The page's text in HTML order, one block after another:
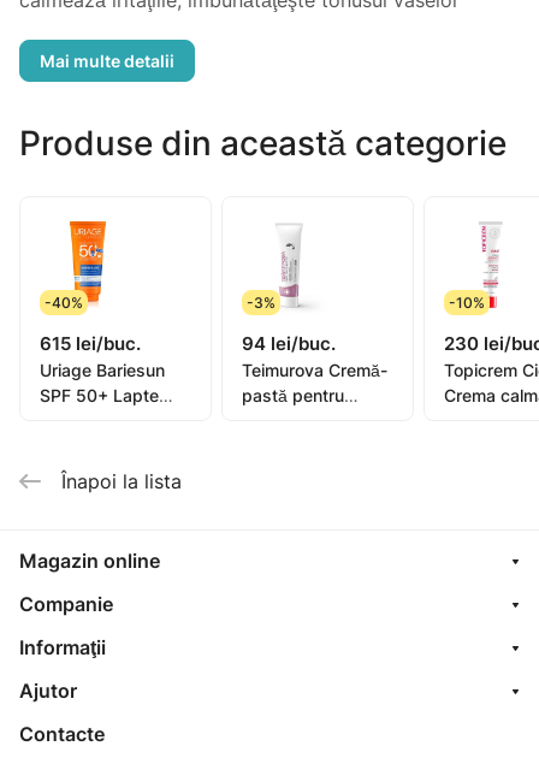
antiinflamator si hidratant. Componenţa: Apă Termală
alge roșii, filtre UV, pigmenti care uniformizează
culoarea tenului. Necomedogenică.
Produse din această categorie
-40%
615 lei/buc.
Uriage Bariesun
SPF 50+ Lapte
-3%
94 lei/buc.
Teimurova Cremă-
pastă pentru
-10%
230 lei/
Topicrem
Crema
Înapoi la lista
Magazin online
Companie
Informaţii
Ajutor
Contacte